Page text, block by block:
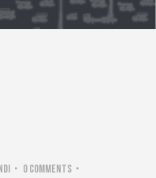
0 Comments